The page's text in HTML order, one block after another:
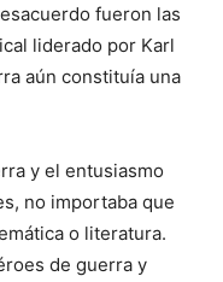
fueron las
liderado por Karl
aún constituía una
y el entusiasmo
no importaba que
o literatura.
de guerra y